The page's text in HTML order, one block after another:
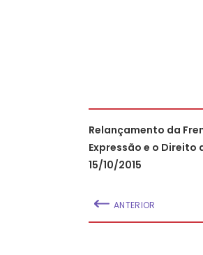
Relançamento da
Expressão e o
15/10/2015
ANTERIOR